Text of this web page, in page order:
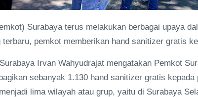
Surabaya terus melakukan berbagai upaya
terbaru, pemkot memberikan hand sanitizer gratis
Irvan Wahyudrajat mengatakan Pemkot
sebanyak 1.130 hand sanitizer gratis
lima wilayah atau grup, yaitu di Surabaya